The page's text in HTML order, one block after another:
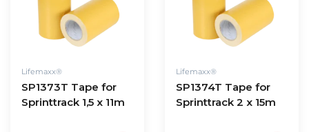
Lifemaxx®
SP1373T Tape for
Sprinttrack 1,5 x 11m
Lifemaxx®
SP1374T Tape for
Sprinttrack 2 x 15m